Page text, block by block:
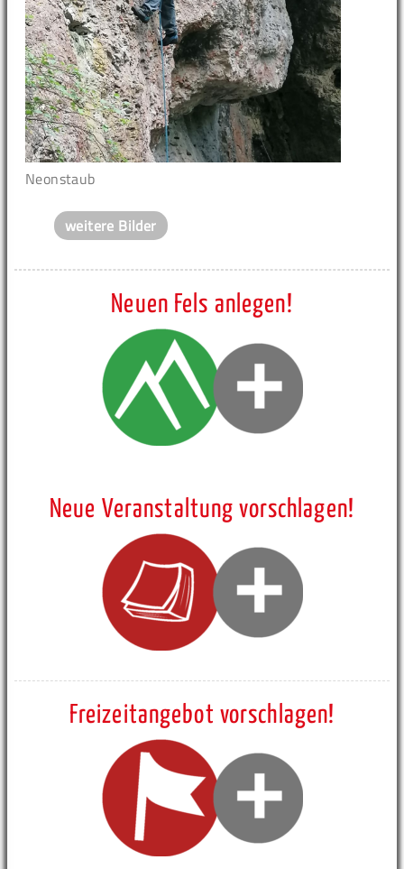
Neonstaub
weitere Bilder
Neuen Fels anlegen!
Neue Veranstaltung vorschlagen!
Freizeitangebot vorschlagen!